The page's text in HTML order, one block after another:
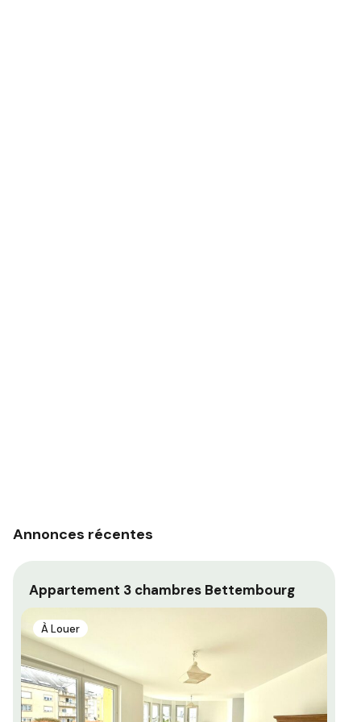
Annonces récentes
Appartement 3 chambres Bettembourg
À Louer